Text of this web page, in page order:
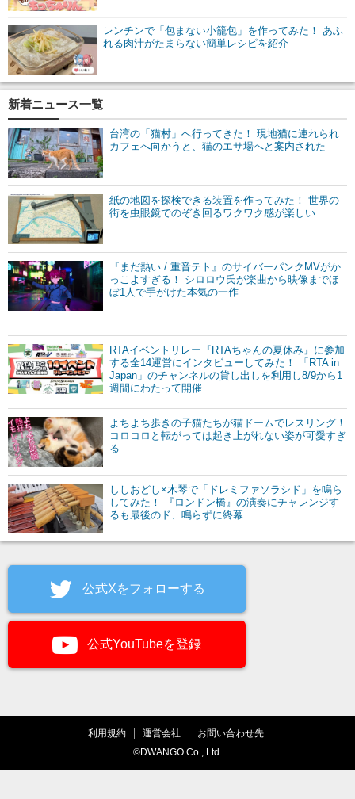
レンチンで「包まない小籠包」を作ってみた！ あふ
れる肉汁がたまらない簡単レシピを紹介
新着ニュース一覧
台湾の「猫村」へ行ってきた！ 現地猫に連れられ
カフェへ向かうと、猫のエサ場へと案内された
紙の地図を探検できる装置を作ってみた！ 世界の
街を虫眼鏡でのぞき回るワクワク感が楽しい
『まだ熱い / 重音テト』のサイバーパンクMVがか
っこよすぎる！ シロロウ氏が楽曲から映像までほ
ぼ1人で手がけた本気の一作
RTAイベントリレー『RTAちゃんの夏休み』に参加
する全14運営にインタビューしてみた！ 「RTA in
Japan」のチャンネルの貸し出しを利用し8/9から1
週間にわたって開催
よちよち歩きの子猫たちが猫ドームでレスリング！
コロコロと転がっては起き上がれない姿が可愛すぎ
る
ししおどし×木琴で「ドレミファソラシド」を鳴ら
してみた！ 『ロンドン橋』の演奏にチャレンジす
るも最後のド、鳴らずに終幕
公式Xをフォローする
公式YouTubeを登録
利用規約 運営会社
お問い合わせ先
©DWANGO Co., Ltd.